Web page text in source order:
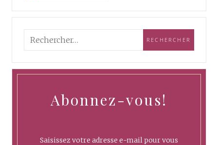
Abonnez-vous!
Saisissez votre adresse e-mail pour vous